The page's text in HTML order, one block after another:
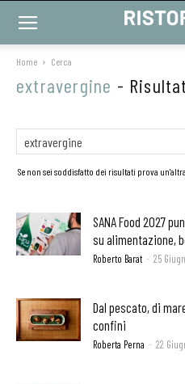
Home Cerca
extravergine -
Se non sei soddisfatto dei risultati prova
SANA Food 2027
su alimentazione,
Roberto Barat - 25
Dal pescato, di
confini
Roberta Perna - 22